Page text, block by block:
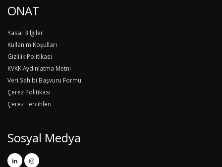
ONAT
Yasal Bilgiler
Kullanım Koşulları
Gizlilik Politikası
KVKK Aydınlatma Metni
Veri Sahibi Başvuru Formu
Çerez Politikası
Çerez Tercihleri
Sosyal Medya